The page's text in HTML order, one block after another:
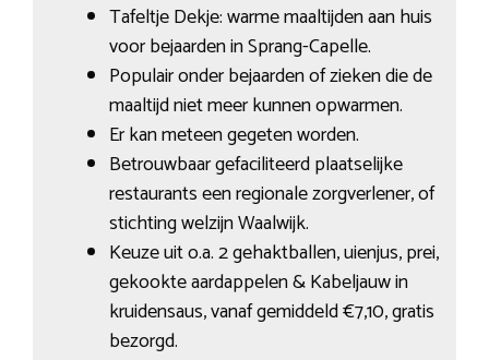
Tafeltje Dekje: warme maaltijden aan huis
voor bejaarden in Sprang-Capelle.
Populair onder bejaarden of zieken die de
maaltijd niet meer kunnen opwarmen.
Er kan meteen gegeten worden.
Betrouwbaar gefaciliteerd plaatselijke
restaurants een regionale zorgverlener, of
stichting welzijn Waalwijk.
Keuze uit o.a. 2 gehaktballen, uienjus, prei,
gekookte aardappelen & Kabeljauw in
kruidensaus, vanaf gemiddeld €7,10, gratis
bezorgd.